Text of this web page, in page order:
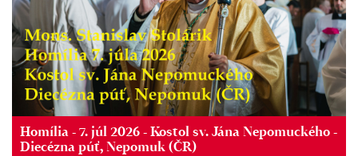
Homília - 7. júl 2026 - Kostol sv. Jána Nepomuckého -
Diecézna púť, Nepomuk (ČR)